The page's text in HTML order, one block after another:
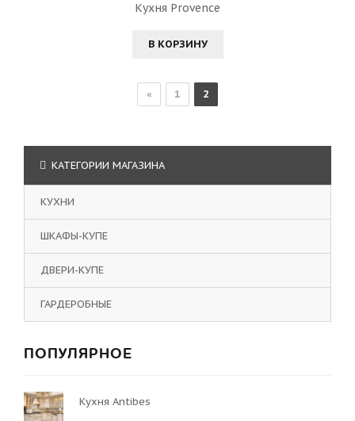
Кухня Provence
В КОРЗИНУ
« 1 2
КАТЕГОРИИ МАГАЗИНА
КУХНИ
ШКАФЫ-КУПЕ
ДВЕРИ-КУПЕ
ГАРДЕРОБНЫЕ
ПОПУЛЯРНОЕ
Кухня Antibes